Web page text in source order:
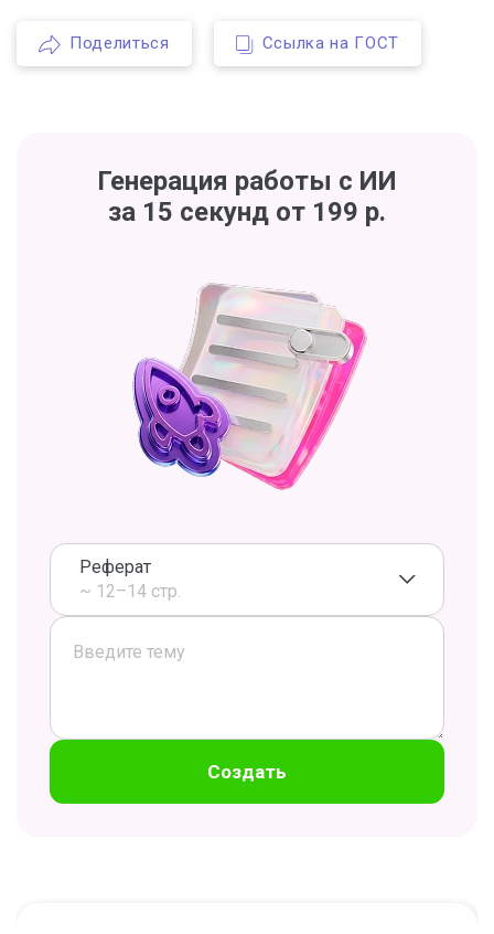
Поделиться Ссылка на ГОСТ
Генерация работы с ИИ
за 15 секунд от 199 р.
Реферат
~ 12–14 стр.
Создать